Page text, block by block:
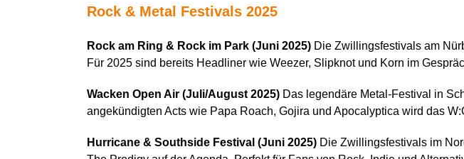
Rock & Metal Festivals 2025
Rock am Ring & Rock im Park (Juni 2025)Die Zwillingsfestivals am
Für 2025 sind bereits Headliner wie Weezer, Slipknot und Korn im
Wacken Open Air (Juli/August 2025)Das legendäre Metal-Festival in
angekündigten Acts wie Papa Roach, Gojira und Apocalyptica wird das
Hurricane & Southside Festival (Juni 2025)Die Zwillingsfestivals im